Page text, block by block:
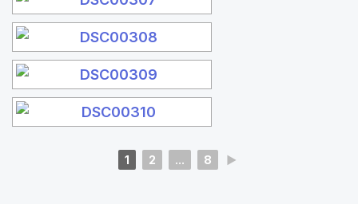
1 2 ... 8 ►